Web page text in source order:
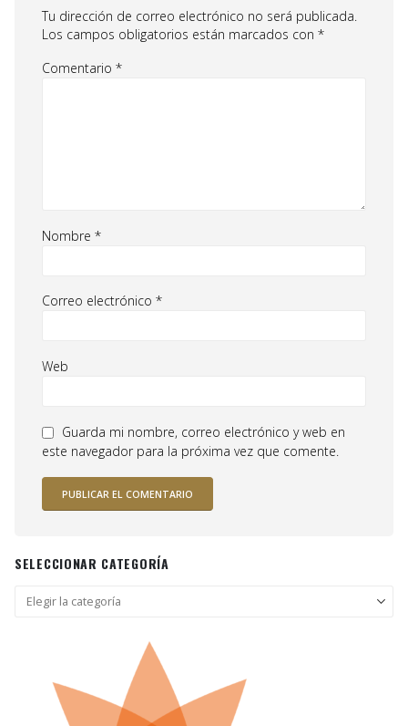
Tu dirección de correo electrónico no será publicada.
Los campos obligatorios están marcados con *
Comentario *
Nombre *
Correo electrónico *
Web
Guarda mi nombre, correo electrónico y web en
este navegador para la próxima vez que comente.
SELECCIONAR CATEGORÍA
Seleccionar
categoría